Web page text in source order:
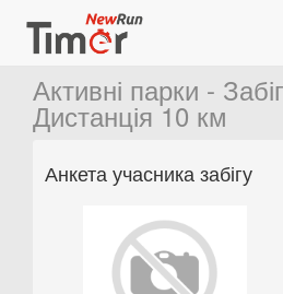
Активні парки -
Дистанція 10 км
Анкета учасника забігу